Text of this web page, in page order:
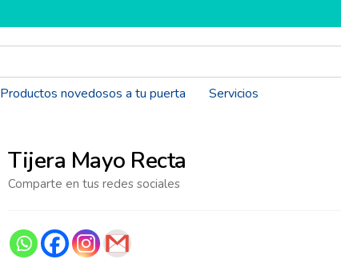
Productos novedosos a tu puerta Servicios
Tijera Mayo Recta
Comparte en tus redes sociales